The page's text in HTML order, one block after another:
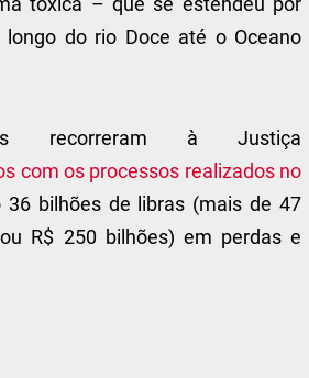
do rio Doce até o Oceano
recorreram à Justiça
com os processos realizados no
36 bilhões de libras (mais de 47
R$ 250 bilhões) em perdas e